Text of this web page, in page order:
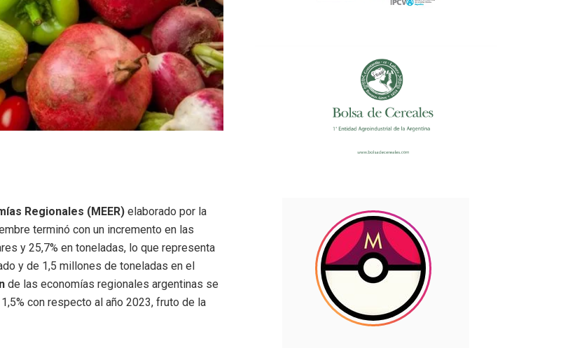
Regionales (MEER) elaborado por la
terminó con un incremento en las
y 25,7% en toneladas, lo que representa
y de 1,5 millones de toneladas en el
de las economías regionales argentinas se
con respecto al año 2023, fruto de la